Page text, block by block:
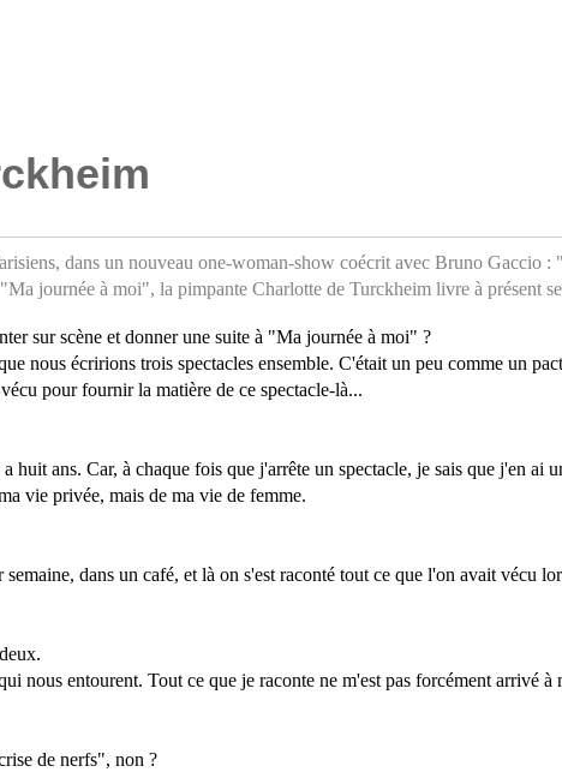
dans un nouveau one-woman-show coécrit avec Bruno Gaccio
journée à moi", la pimpante Charlotte de Turckheim livre à présent
sur scène et donner une suite à "Ma journée à moi" ?
nous écririons trois spectacles ensemble. C'était un peu comme un
pour fournir la matière de ce spectacle-là...
ans. Car, à chaque fois que j'arrête un spectacle, je sais que j'en ai
vie privée, mais de ma vie de femme.
dans un café, et là on s'est raconté tout ce que l'on avait vécu
nous entourent. Tout ce que je raconte ne m'est pas forcément arrivé
de nerfs", non ?